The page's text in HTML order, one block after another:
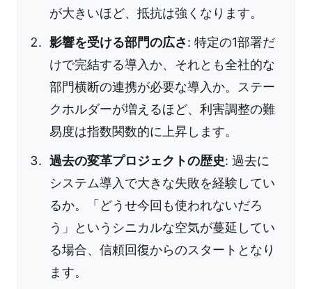
が大きいほど、抵抗は強くなります。
影響を受ける部門の広さ: 特定の1部署だ
けで完結する導入か、それとも全社的な
部門横断の連携が必要な導入か。ステー
クホルダーが増えるほど、利害調整の難
易度は指数関数的に上昇します。
過去の変革プロジェクトの歴史: 過去に
システム導入で大きな失敗を経験してい
るか。「どうせ今回も使われないだろ
う」というシニカルな空気が蔓延してい
る場合、信頼回復からのスタートとなり
ます。